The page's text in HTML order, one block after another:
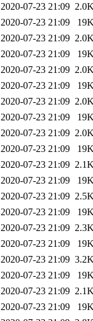
2020-07-23 21:09
2020-07-23 21:09
2020-07-23 21:09
2020-07-23 21:09
2020-07-23 21:09
2020-07-23 21:09
2020-07-23 21:09
2020-07-23 21:09
2020-07-23 21:09
2020-07-23 21:09
2020-07-23 21:09
2020-07-23 21:09
2020-07-23 21:09
2020-07-23 21:09
2020-07-23 21:09
2020-07-23 21:09
2020-07-23 21:09
2020-07-23 21:09
2020-07-23 21:09
2020-07-23 21:09